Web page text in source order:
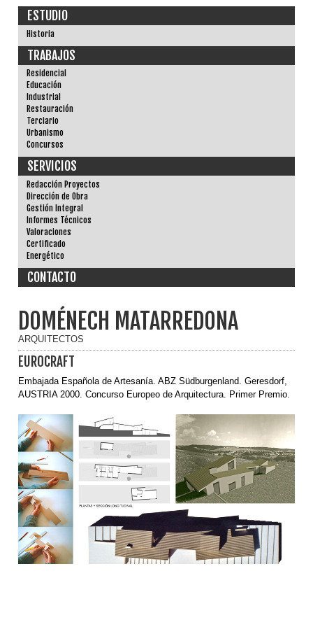
ESTUDIO
Historia
TRABAJOS
Residencial
Educación
Industrial
Restauración
Terciario
Urbanismo
Concursos
SERVICIOS
Redacción Proyectos
Dirección de Obra
Gestión Integral
Informes Técnicos
Valoraciones
Certificado
Energético
CONTACTO
DOMÉNECH MATARREDONA
ARQUITECTOS
EUROCRAFT
Embajada Española de Artesanía. ABZ Südburgenland. Geresdorf,
AUSTRIA 2000. Concurso Europeo de Arquitectura. Primer Premio.